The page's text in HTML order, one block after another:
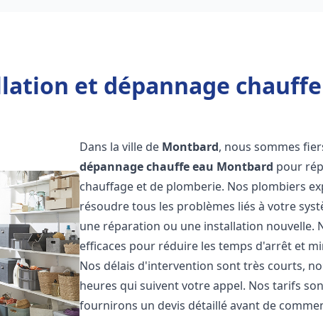
et dépannage
Dans la ville de Montbard, nous sommes
dépannage chauffe eau Montbard pour
chauffage et de plomberie. Nos plombiers
résoudre tous les problèmes liés à votre
une réparation ou une installation nouvelle.
efficaces pour réduire les temps d'arrêt et
Nos délais d'intervention sont très courts,
heures qui suivent votre appel. Nos tarifs
fournirons un devis détaillé avant de